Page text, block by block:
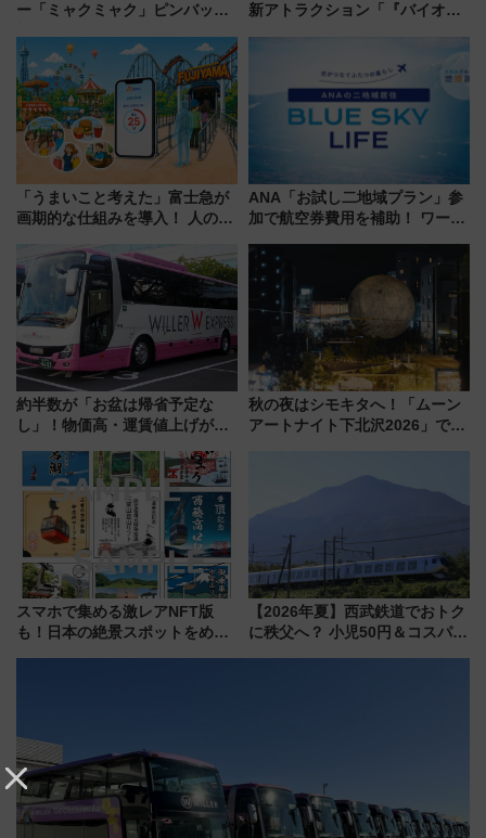
ー「ミャクミャク」ピンバッジ
中旬発売
新アトラクション「『バイオハ
怖に泣き叫べ―
「うまいこと考えた」富士急が
画期的な仕組みを導入！ 人のか
ん」始動
ANA「お試し二地域プラン」参
加で航空券費用を補助！ ワーケ
治体は？ 2026年は対象のエリア
が拡大！
約半数が「お盆は帰省予定な
し」！物価高・運賃値上げが財
りたいけど……【WILLER お盆
帰省動向調査】
秋の夜はシモキタへ！「ムーン
アートナイト下北沢2026」でイ
スマホで集める激レアNFT版
も！日本の絶景スポットをめぐ
【2026年夏】西武鉄道でおトク
に秩父へ？ 小児50円＆コスパ最